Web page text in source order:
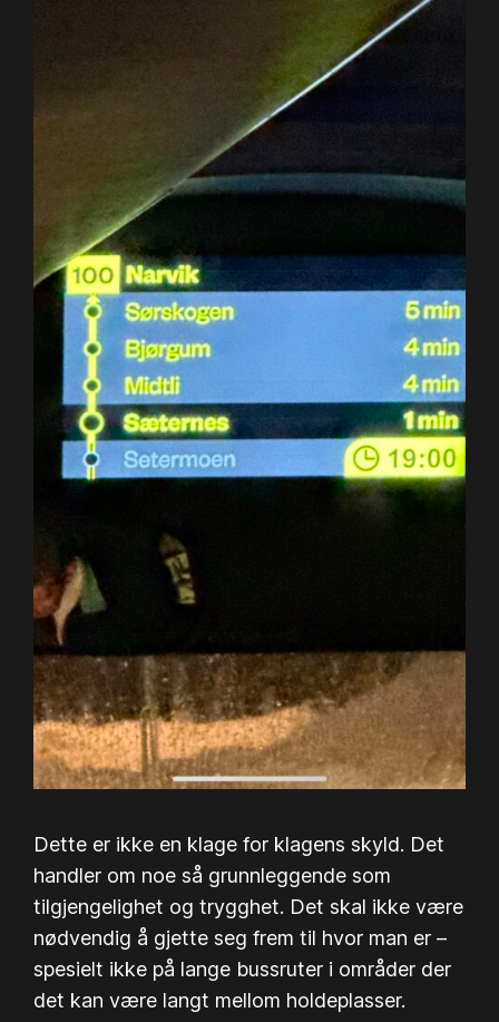
Dette er ikke en klage for klagens skyld. Det
handler om noe så grunnleggende som
tilgjengelighet og trygghet. Det skal ikke være
nødvendig å gjette seg frem til hvor man er –
spesielt ikke på lange bussruter i områder der
det kan være langt mellom holdeplasser.